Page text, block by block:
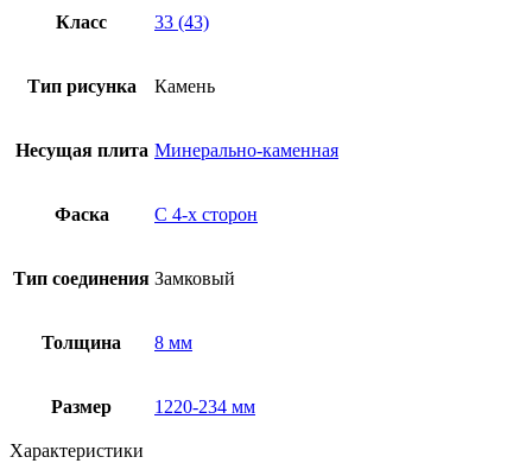
Класс 33 (43)
Тип рисунка Камень
Несущая плита Минерально-каменная
Фаска С 4-x сторон
Тип соединения Замковый
Толщина 8 мм
Размер 1220-234 мм
Характеристики